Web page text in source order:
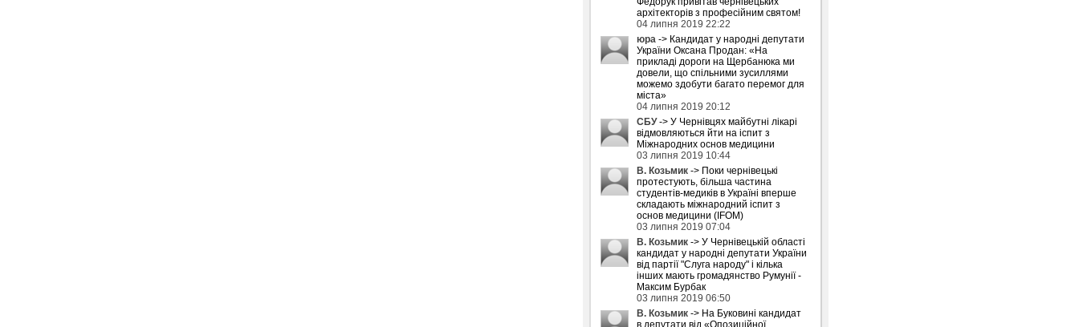
архітекторів з професійним святом!
04 липня 2019 22:22
юра -> Кандидат у народні депутати
України Оксана Продан: «На
прикладі дороги на Щербанюка ми
довели, що спільними зусиллями
можемо здобути багато перемог для
міста»
04 липня 2019 20:12
СБУ-> У Чернівцях майбутні лікарі
відмовляються йти на іспит з
Міжнародних основ медицини
03 липня 2019 10:44
В. Козьмик -> Поки чернівецькі
протестують, більша частина
студентів-медиків в Україні вперше
складають міжнародний іспит з
основ медицини (IFOM)
03 липня 2019 07:04
В. Козьмик -> У Чернівецькій області
кандидат у народні депутати України
від партії "Слуга народу" і кілька
інших мають громадянство Румунії -
Максим Бурбак
03 липня 2019 06:50
В. Козьмик -> На Буковині кандидат
в депутати від «Опозиційної